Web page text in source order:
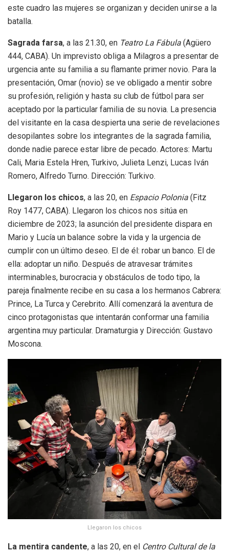
este cuadro las mujeres se organizan y deciden unirse a la
batalla.
Sagrada farsa, a las 21.30, en Teatro La Fábula (Agüero
444, CABA). Un imprevisto obliga a Milagros a presentar de
urgencia ante su familia a su flamante primer novio. Para la
presentación, Omar (novio) se ve obligado a mentir sobre
su profesión, religión y hasta su club de fútbol para ser
aceptado por la particular familia de su novia. La presencia
del visitante en la casa despierta una serie de revelaciones
desopilantes sobre los integrantes de la sagrada familia,
donde nadie parece estar libre de pecado. Actores: Martu
Cali, Maria Estela Hren, Turkivo, Julieta Lenzi, Lucas Iván
Romero, Alfredo Turno. Dirección: Turkivo.
Llegaron los chicos, a las 20, en Espacio Polonia (Fitz
Roy 1477, CABA). Llegaron los chicos nos sitúa en
diciembre de 2023; la asunción del presidente dispara en
Mario y Lucía un balance sobre la vida y la urgencia de
cumplir con un último deseo. El de él: robar un banco. El de
ella: adoptar un niño. Después de atravesar trámites
interminables, burocracia y obstáculos de todo tipo, la
pareja finalmente recibe en su casa a los hermanos Cabrera:
Prince, La Turca y Cerebrito. Allí comenzará la aventura de
cinco protagonistas que intentarán conformar una familia
argentina muy particular. Dramaturgia y Dirección: Gustavo
Moscona.
Llegaron los chicos
La mentira candente, a las 20, en el Centro Cultural de la